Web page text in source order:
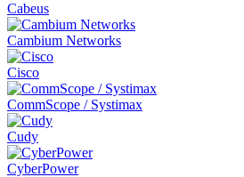
Cabeus
Cambium Networks
Cisco
CommScope / Systimax
Cudy
CyberPower